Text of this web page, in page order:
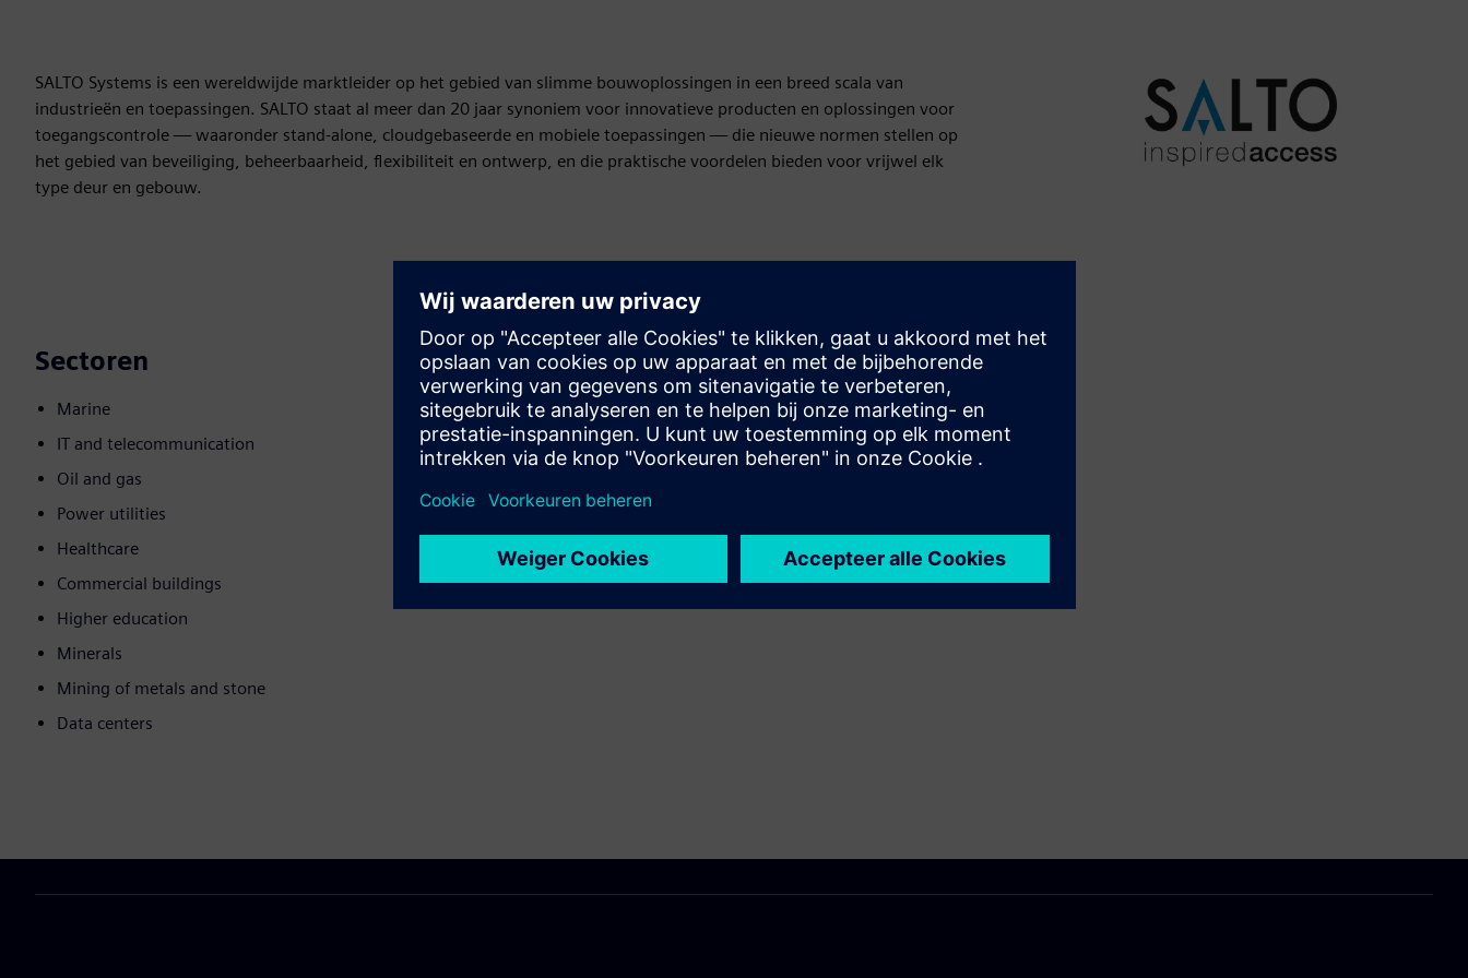
SALTO Systems is een wereldwijde marktleider op het gebied van slimme bouwoplossingen in een breed scala van
industrieën en toepassingen. SALTO staat al meer dan 20 jaar synoniem voor innovatieve producten en oplossingen voor
toegangscontrole — waaronder stand-alone, cloudgebaseerde en mobiele toepassingen — die nieuwe normen stellen op
het gebied van beveiliging, beheerbaarheid, flexibiliteit en ontwerp, en die praktische voordelen bieden voor vrijwel elk
type deur en gebouw.
Sectoren
Marine
IT and telecommunication
Oil and gas
Power utilities
Healthcare
Commercial buildings
Higher education
Minerals
Mining of metals and stone
Data centers
Beweging
Build
Breidt een Siemens Xcelerator-product/-oplossing uit of
bouwt hierop voort door een nieuw product te creëren,
het Siemens Xcelerator-product en eigen product